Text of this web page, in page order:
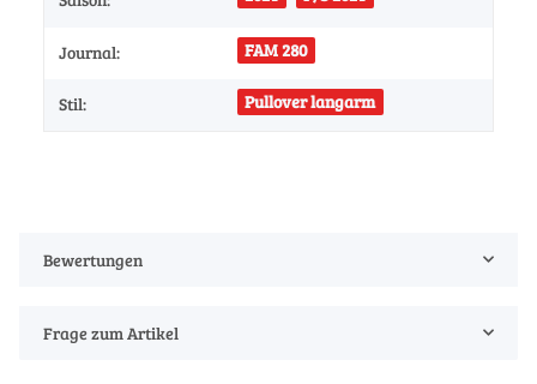
Journal: FAM 280
Stil: Pullover langarm
Bewertungen
Frage zum Artikel